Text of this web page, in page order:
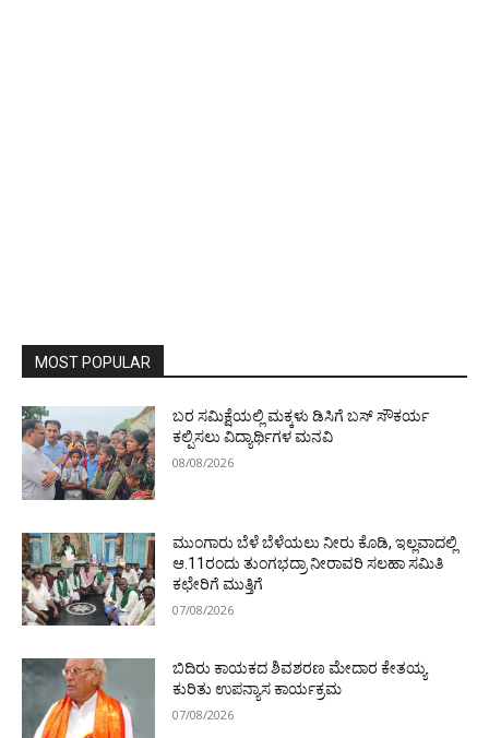
MOST POPULAR
ಬರ ಸಮಿಕ್ಷೆಯಲ್ಲಿ ಮಕ್ಕಳು ಡಿಸಿಗೆ ಬಸ್ ಸೌಕರ್ಯ
ಕಲ್ಪಿಸಲು ವಿದ್ಯಾರ್ಥಿಗಳ ಮನವಿ
08/08/2026
ಮುಂಗಾರು ಬೆಳೆ ಬೆಳೆಯಲು ನೀರು ಕೊಡಿ, ಇಲ್ಲವಾದಲ್ಲಿ
ಆ.11ರಂದು ತುಂಗಭದ್ರಾ ನೀರಾವರಿ ಸಲಹಾ ಸಮಿತಿ
ಕಛೇರಿಗೆ ಮುತ್ತಿಗೆ
07/08/2026
ಬಿದಿರು ಕಾಯಕದ ಶಿವಶರಣ ಮೇದಾರ ಕೇತಯ್ಯ
ಕುರಿತು ಉಪನ್ಯಾಸ ಕಾರ್ಯಕ್ರಮ
07/08/2026